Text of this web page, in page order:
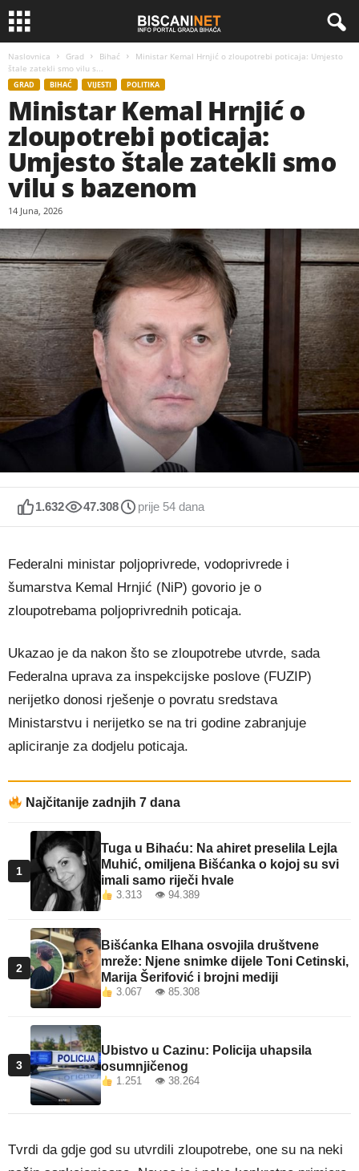
Naslovnica Grad Bihać
Ministar Kemal Hrnjić o zloupotrebi poticaja: Umjesto
štale zatekli smo vilu s...
GRAD BIHAĆ VIJESTI POLITIKA
Ministar Kemal Hrnjić o
zloupotrebi poticaja:
Umjesto štale zatekli smo
vilu s bazenom
14 Juna, 2026
1.632 47.308 prije 54 dana
Federalni ministar poljoprivrede, vodoprivrede i
šumarstva Kemal Hrnjić (NiP) govorio je o
zloupotrebama poljoprivrednih poticaja.
Ukazao je da nakon što se zloupotrebe utvrde, sada
Federalna uprava za inspekcijske poslove (FUZIP)
nerijetko donosi rješenje o povratu sredstava
Ministarstvu i nerijetko se na tri godine zabranjuje
apliciranje za dodjelu poticaja.
Najčitanije zadnjih 7 dana
1
Tuga u Bihaću: Na ahiret preselila Lejla
Muhić, omiljena Bišćanka o kojoj su svi
imali samo riječi hvale
3.313 👁 94.389
2
Bišćanka Elhana osvojila društvene
mreže: Njene snimke dijele Toni Cetinski,
Marija Šerifović i brojni mediji
3.067 👁 85.308
3
Ubistvo u Cazinu: Policija uhapsila
osumnjičenog
1.251 👁 38.264
Tvrdi da gdje god su utvrdili zloupotrebe, one su na neki